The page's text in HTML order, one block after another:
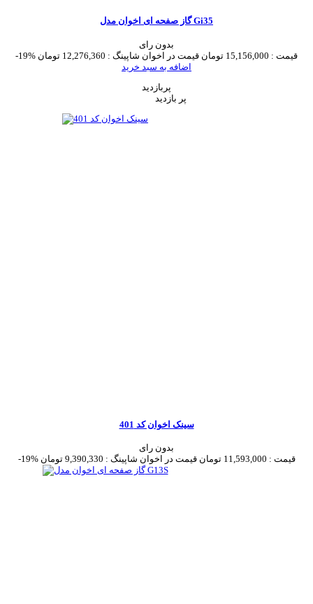
گاز صفحه ای اخوان مدل Gi35
بدون رای
-19%
قیمت : 15,156,000 تومان قیمت در اخوان شاپینگ : 12,276,360 تومان
اضافه به سبد خرید
پربازدید
پر بازدید
سینک اخوان کد 401
بدون رای
-19%
قیمت : 11,593,000 تومان قیمت در اخوان شاپینگ : 9,390,330 تومان